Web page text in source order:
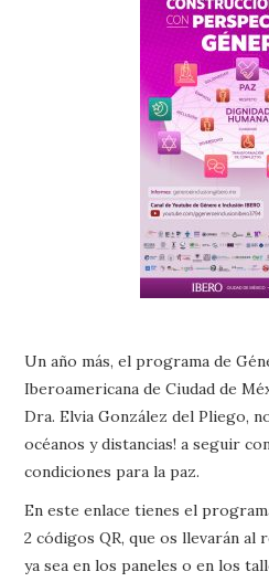
Un año más, el programa de
Iberoamericana de Ciudad de
Dra. Elvia González del Pliego,
océanos y distancias! a seguir
condiciones para la paz.
En este enlace tienes el
2 códigos QR, que os llevarán
ya sea en los paneles o en los